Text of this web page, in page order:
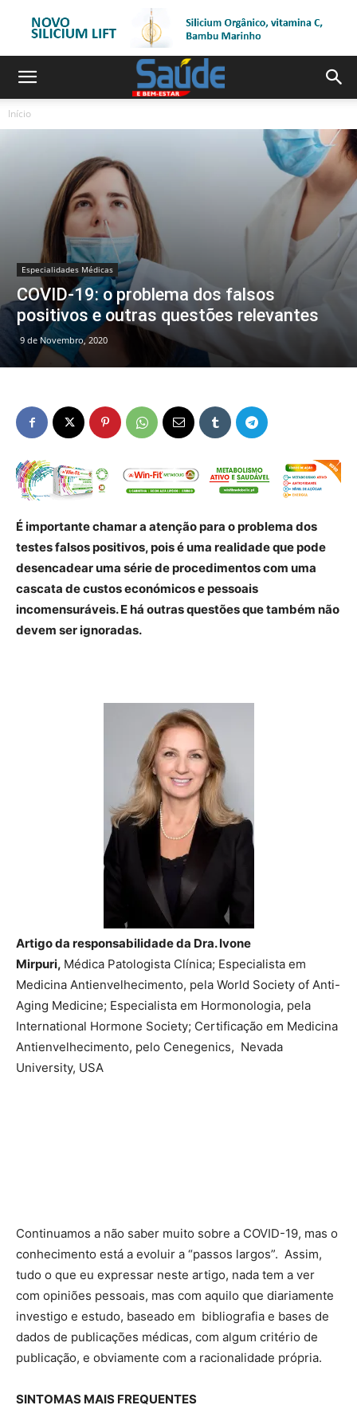
Início
Especialidades Médicas
COVID-19: o problema dos falsos
positivos e outras questões relevantes
9 de Novembro, 2020
É importante chamar a atenção para o problema dos
testes falsos positivos, pois é uma realidade que pode
desencadear uma série de procedimentos com uma
cascata de custos económicos e pessoais
incomensuráveis. E há outras questões que também não
devem ser ignoradas.
Artigo da responsabilidade da Dra. Ivone
Mirpuri, Médica Patologista Clínica; Especialista em
Medicina Antienvelhecimento, pela World Society of Anti-
Aging Medicine; Especialista em Hormonologia, pela
International Hormone Society; Certificação em Medicina
Antienvelhecimento, pelo Cenegenics, Nevada
University, USA
Continuamos a não saber muito sobre a COVID-19, mas o
conhecimento está a evoluir a “passos largos”. Assim,
tudo o que eu expressar neste artigo, nada tem a ver
com opiniões pessoais, mas com aquilo que diariamente
investigo e estudo, baseado em bibliografia e bases de
dados de publicações médicas, com algum critério de
publicação, e obviamente com a racionalidade própria.
SINTOMAS MAIS FREQUENTES